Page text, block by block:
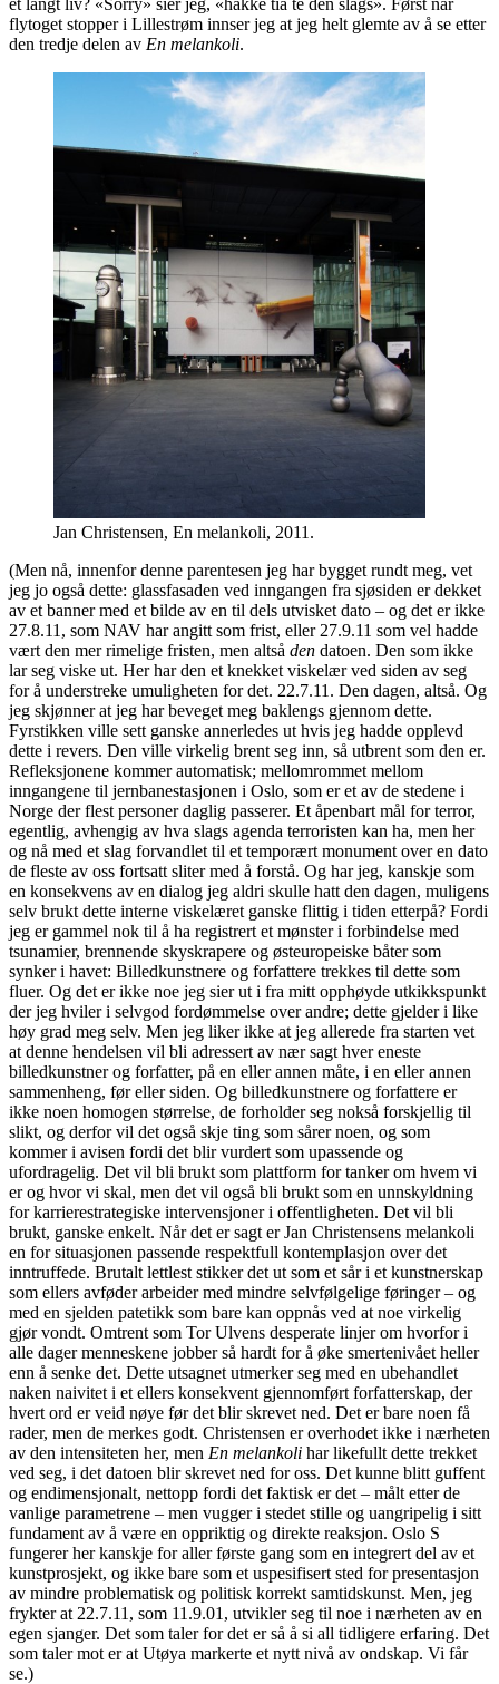
flytoget stopper i Lillestrøm innser jeg at jeg helt glemte av å se etter
den tredje delen av En melankoli.
Jan Christensen, En melankoli, 2011.
(Men nå, innenfor denne parentesen jeg har bygget rundt meg, vet
jeg jo også dette: glassfasaden ved inngangen fra sjøsiden er dekket
av et banner med et bilde av en til dels utvisket dato – og det er ikke
27.8.11, som NAV har angitt som frist, eller 27.9.11 som vel hadde
vært den mer rimelige fristen, men altså den datoen. Den som ikke
lar seg viske ut. Her har den et knekket viskelær ved siden av seg
for å understreke umuligheten for det. 22.7.11. Den dagen, altså. Og
jeg skjønner at jeg har beveget meg baklengs gjennom dette.
Fyrstikken ville sett ganske annerledes ut hvis jeg hadde opplevd
dette i revers. Den ville virkelig brent seg inn, så utbrent som den er.
Refleksjonene kommer automatisk; mellomrommet mellom
inngangene til jernbanestasjonen i Oslo, som er et av de stedene i
Norge der flest personer daglig passerer. Et åpenbart mål for terror,
egentlig, avhengig av hva slags agenda terroristen kan ha, men her
og nå med et slag forvandlet til et temporært monument over en dato
de fleste av oss fortsatt sliter med å forstå. Og har jeg, kanskje som
en konsekvens av en dialog jeg aldri skulle hatt den dagen, muligens
selv brukt dette interne viskelæret ganske flittig i tiden etterpå? Fordi
jeg er gammel nok til å ha registrert et mønster i forbindelse med
tsunamier, brennende skyskrapere og østeuropeiske båter som
synker i havet: Billedkunstnere og forfattere trekkes til dette som
fluer. Og det er ikke noe jeg sier ut i fra mitt opphøyde utkikkspunkt
der jeg hviler i selvgod fordømmelse over andre; dette gjelder i like
høy grad meg selv. Men jeg liker ikke at jeg allerede fra starten vet
at denne hendelsen vil bli adressert av nær sagt hver eneste
billedkunstner og forfatter, på en eller annen måte, i en eller annen
sammenheng, før eller siden. Og billedkunstnere og forfattere er
ikke noen homogen størrelse, de forholder seg nokså forskjellig til
slikt, og derfor vil det også skje ting som sårer noen, og som
kommer i avisen fordi det blir vurdert som upassende og
ufordragelig. Det vil bli brukt som plattform for tanker om hvem vi
er og hvor vi skal, men det vil også bli brukt som en unnskyldning
for karrierestrategiske intervensjoner i offentligheten. Det vil bli
brukt, ganske enkelt. Når det er sagt er Jan Christensens melankoli
en for situasjonen passende respektfull kontemplasjon over det
inntruffede. Brutalt lettlest stikker det ut som et sår i et kunstnerskap
som ellers avføder arbeider med mindre selvfølgelige føringer – og
med en sjelden patetikk som bare kan oppnås ved at noe virkelig
gjør vondt. Omtrent som Tor Ulvens desperate linjer om hvorfor i
alle dager menneskene jobber så hardt for å øke smertenivået heller
enn å senke det. Dette utsagnet utmerker seg med en ubehandlet
naken naivitet i et ellers konsekvent gjennomført forfatterskap, der
hvert ord er veid nøye før det blir skrevet ned. Det er bare noen få
rader, men de merkes godt. Christensen er overhodet ikke i nærheten
av den intensiteten her, men En melankoli har likefullt dette trekket
ved seg, i det datoen blir skrevet ned for oss. Det kunne blitt guffent
og endimensjonalt, nettopp fordi det faktisk er det – målt etter de
vanlige parametrene – men vugger i stedet stille og uangripelig i sitt
fundament av å være en oppriktig og direkte reaksjon. Oslo S
fungerer her kanskje for aller første gang som en integrert del av et
kunstprosjekt, og ikke bare som et uspesifisert sted for presentasjon
av mindre problematisk og politisk korrekt samtidskunst. Men, jeg
frykter at 22.7.11, som 11.9.01, utvikler seg til noe i nærheten av en
egen sjanger. Det som taler for det er så å si all tidligere erfaring. Det
som taler mot er at Utøya markerte et nytt nivå av ondskap. Vi får
se.)